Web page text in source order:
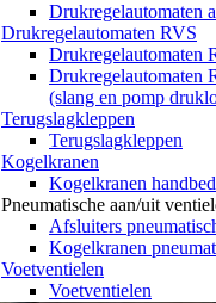
Drukregelautomaten
Drukregelautomaten RVS
Drukregelautomaten
Drukregelautomaten
(slang en pomp
Terugslagkleppen
Terugslagkleppen
Kogelkranen
Kogelkranen
Pneumatische aan/uit
Afsluiters
Kogelkranen
Voetventielen
Voetventielen